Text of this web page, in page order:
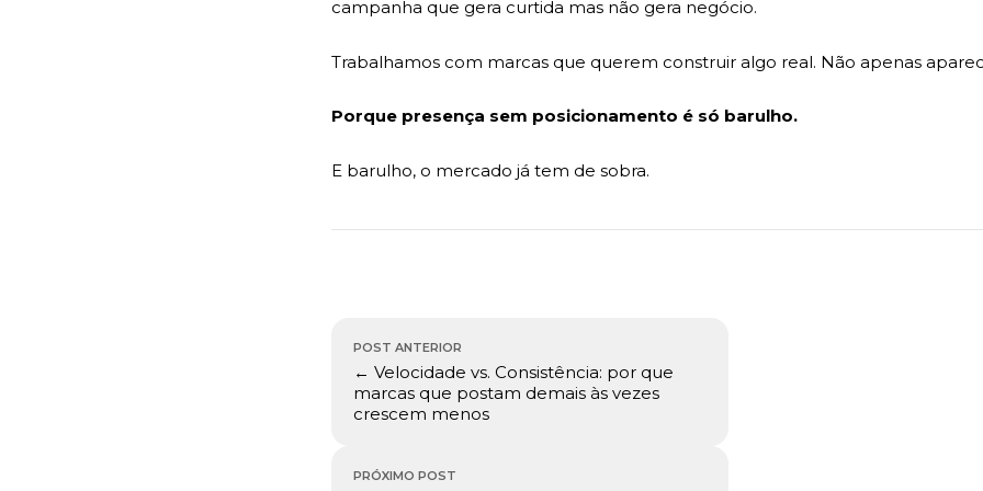
campanha que gera curtida mas não gera negócio.
Trabalhamos com marcas que querem construir algo real. Não apenas
Porque presença sem posicionamento é só barulho.
E barulho, o mercado já tem de sobra.
de
Post
POST ANTERIOR
← Velocidade vs. Consistência: por que
marcas que postam demais às vezes
crescem menos
PRÓXIMO POST